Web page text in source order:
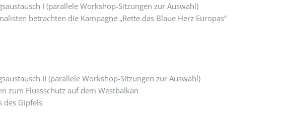
I (parallele Workshop-Sitzungen zur Auswahl)
betrachten die Kampagne „Rette das Blaue Herz Europas“
II (parallele Workshop-Sitzungen zur Auswahl)
zum Flussschutz auf dem Westbalkan
des Gipfels